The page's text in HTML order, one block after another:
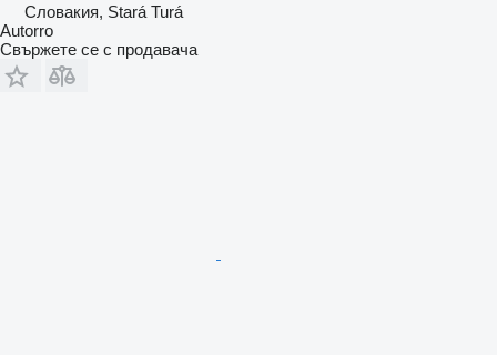
Словакия, Stará Turá
Autorro
Свържете се с продавача